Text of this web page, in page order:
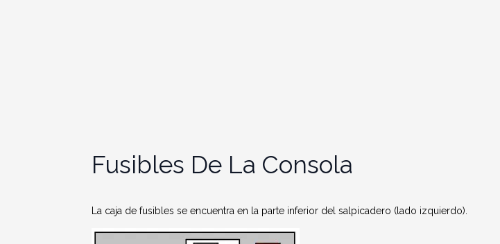
Fusibles De La Consola
La caja de fusibles se encuentra en la parte inferior del salpicadero (lado izquierdo).